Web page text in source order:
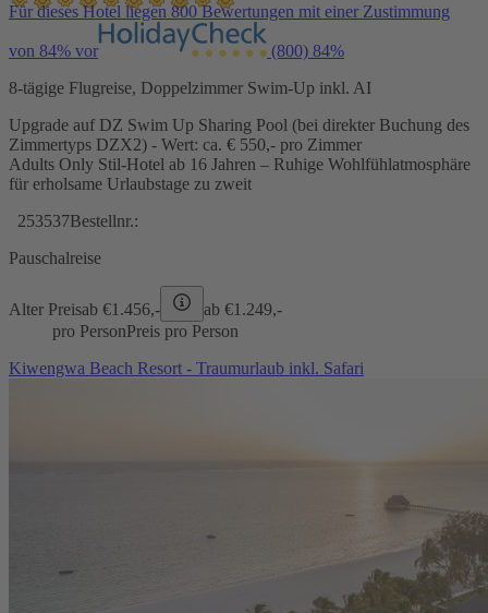
Für dieses Hotel liegen 800 Bewertungen mit einer Zustimmung
von 84% vor (800) 84%
8-tägige Flugreise, Doppelzimmer Swim-Up inkl. AI
Upgrade auf DZ Swim Up Sharing Pool (bei direkter Buchung des
Zimmertyps DZX2) - Wert: ca. € 550,- pro Zimmer
Adults Only Stil-Hotel ab 16 Jahren – Ruhige Wohlfühlatmosphäre
für erholsame Urlaubstage zu zweit
253537Bestellnr.:
Pauschalreise
Alter Preisab €1.456,- ab €1.249,-
pro PersonPreis pro Person
Kiwengwa Beach Resort - Traumurlaub inkl. Safari